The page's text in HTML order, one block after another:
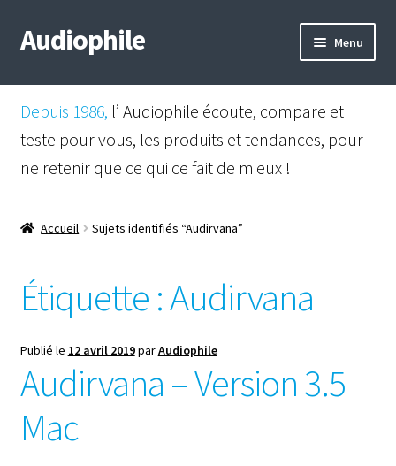
Aller
à
Aller
au
Audiophile Menu
Mail
Shop
Instagram
Facebook
Depuis 1986, l’ Audiophile écoute, compare et
teste pour vous, les produits et tendances, pour
ne retenir que ce qui ce fait de mieux !
Accueil Sujets identifiés “Audirvana”
Étiquette :Audirvana
Publié le 12 avril 2019parAudiophile
Audirvana – Version 3.5
Mac